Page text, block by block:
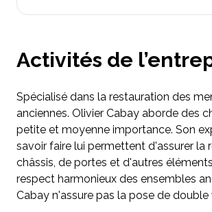
Activités de
Spécialisé dans la restauration des
anciennes. Olivier Cabay aborde des
petite et moyenne importance. Son
savoir faire lui permettent d'assurer la
châssis, de portes et d'autres
respect harmonieux des ensembles
Cabay n'assure pas la pose de double